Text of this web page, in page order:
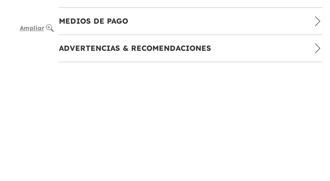
Ampliar
MEDIOS DE PAGO
ADVERTENCIAS & RECOMENDACIONES